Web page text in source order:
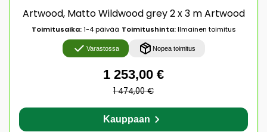
Artwood, Matto Wildwood grey 2 x 3 m Artwood
Toimitusaika:1-4 päivää Toimitushinta:Ilmainen toimitus
Varastossa Nopea toimitus
1 253,00 €
1 474,00 €
Kauppaan